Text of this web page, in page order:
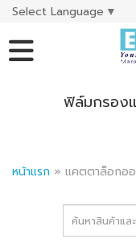
Select Language ▼
ฟิล์มกรอง
หน้าแรก » แคตตาล็อกอ